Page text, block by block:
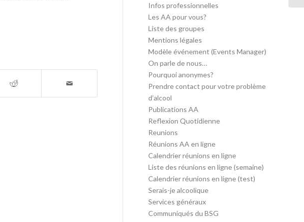
Infos professionnelles
Les AA pour vous?
Liste des groupes
Mentions légales
Modèle événement (Events Manager)
On parle de nous…
Pourquoi anonymes?
Prendre contact pour votre problème
d’alcool
Publications AA
Reflexion Quotidienne
Reunions
Réunions AA en ligne
Calendrier réunions en ligne
Liste des réunions en ligne (semaine)
Calendrier réunions en ligne (test)
Serais-je alcoolique
Services généraux
Communiqués du BSG